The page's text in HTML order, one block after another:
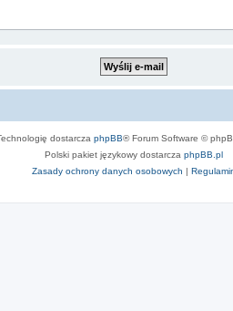
dostarcza phpBB® Forum Software ©
Polski pakiet językowy dostarcza phpBB.pl
Zasady ochrony danych osobowych |